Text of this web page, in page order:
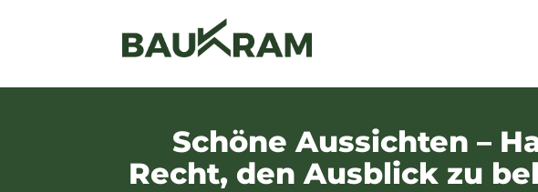
Schöne Aussichten –
Recht, den Ausblick zu